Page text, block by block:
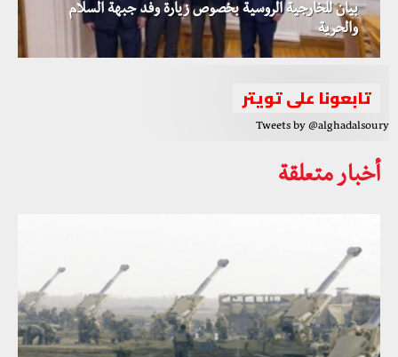
بيان للخارجية الروسية بخصوص زيارة وفد جبهة السلام
والحرية
تابعونا على تويتر
Tweets by @alghadalsoury
أخبار متعلقة